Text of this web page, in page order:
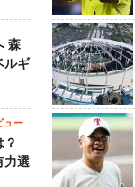
森
ルギ
ュー
力選